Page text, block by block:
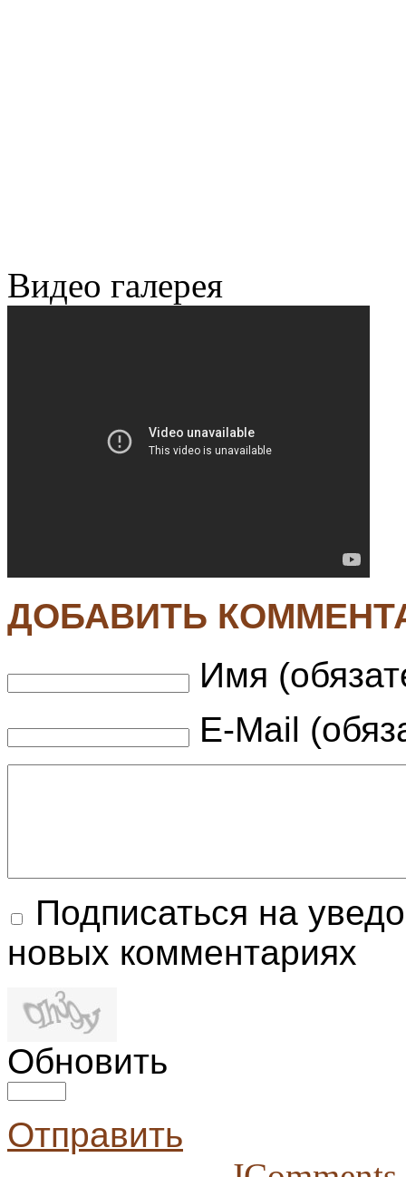
Видео галерея
ДОБАВИТЬ
Имя
E-Mail
Подписаться на
новых комментариях
Обновить
Отправить